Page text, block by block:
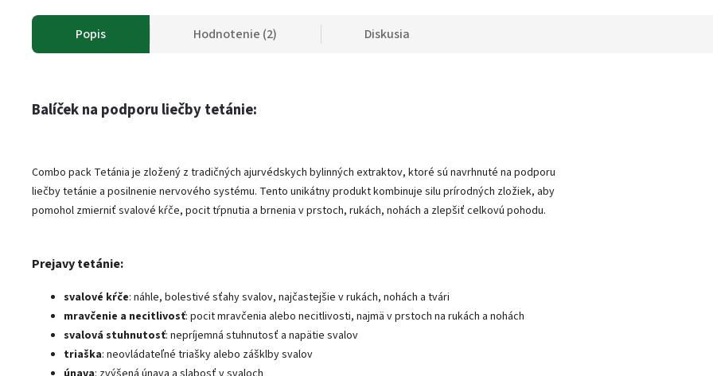
Popis Hodnotenie (2) Diskusia
Balíček na podporu liečby tetánie:
Combo pack Tetánia je zložený z tradičných ajurvédskych bylinných extraktov, ktoré sú navrhnuté na podporu
liečby tetánie a posilnenie nervového systému. Tento unikátny produkt kombinuje silu prírodných zložiek, aby
pomohol zmierniť svalové kŕče, pocit tŕpnutia a brnenia v prstoch, rukách, nohách a zlepšiť celkovú pohodu.
Prejavy tetánie:
svalové kŕče: náhle, bolestivé sťahy svalov, najčastejšie v rukách, nohách a tvári
mravčenie a necitlivosť: pocit mravčenia alebo necitlivosti, najmä v prstoch na rukách a nohách
svalová stuhnutosť: nepríjemná stuhnutosť a napätie svalov
triaška: neovládateľné triašky alebo zášklby svalov